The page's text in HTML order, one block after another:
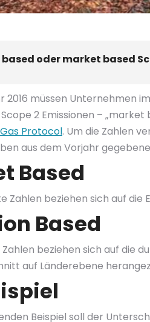
oder market based
2016 müssen Unternehmen
2 Emissionen –
Protocol. Um die Zahlen
aus dem Vorjahr
Based
Zahlen beziehen sich auf
Based
beziehen sich auf die
auf Länderebene
Beispiel soll der